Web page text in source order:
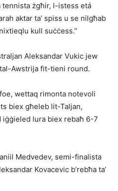
tennista żgħir, l-istess etá
aktar ta’ spiss u se nilgħab
kull suċċess.”
Aleksandar Vukic jew
Awstrija fit-tieni round.
wet­taq rimonta notevoli
biex għeleb lit-Taljan,
iġġieled lura biex rebaħ 6-7
Medvedev, semi-finalista
Kovacevic b’rebħa ta’